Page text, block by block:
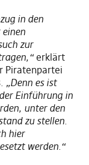
in den
zur
erklärt
Piratenpartei
„Denn es ist
Einführung in
unter den
zu stellen.
hier
werden.“